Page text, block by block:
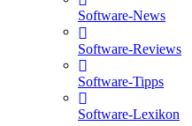
Software-News
Software-Reviews
Software-Tipps
Software-Lexikon